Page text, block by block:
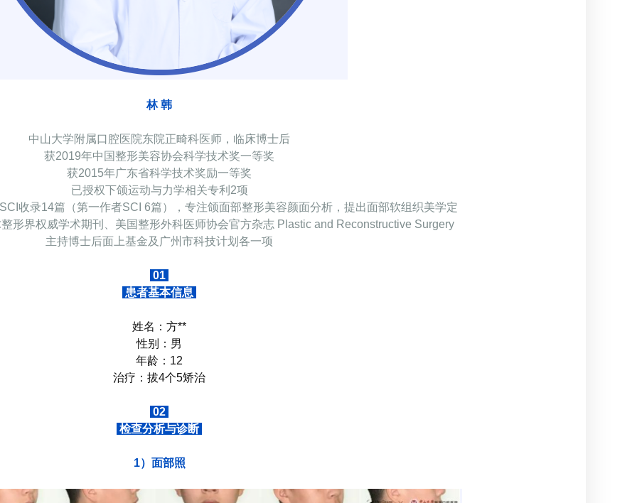
林 韩
中山大学附属口腔医院东院正畸科医师，临床博士后
获2019年中国整形美容协会科学技术奖一等奖
获2015年广东省科学技术奖励一等奖
已授权下颌运动与力学相关专利2项
收录14篇（第一作者SCI 6篇），专注颌面部整形美容颜面分析，提出面部软组织美学定
形界权威学术期刊、美国整形外科医师协会官方杂志 Plastic and Reconstructive Surgery
主持博士后面上基金及广州市科技计划各一项
01
患者基本信息
姓名：方**
性别：男
年龄：12
治疗：拔4个5矫治
02
检查分析与诊断
1）面部照